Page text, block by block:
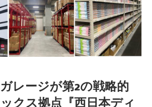
レージが第2の戦略的
クス拠点『西日本ディ